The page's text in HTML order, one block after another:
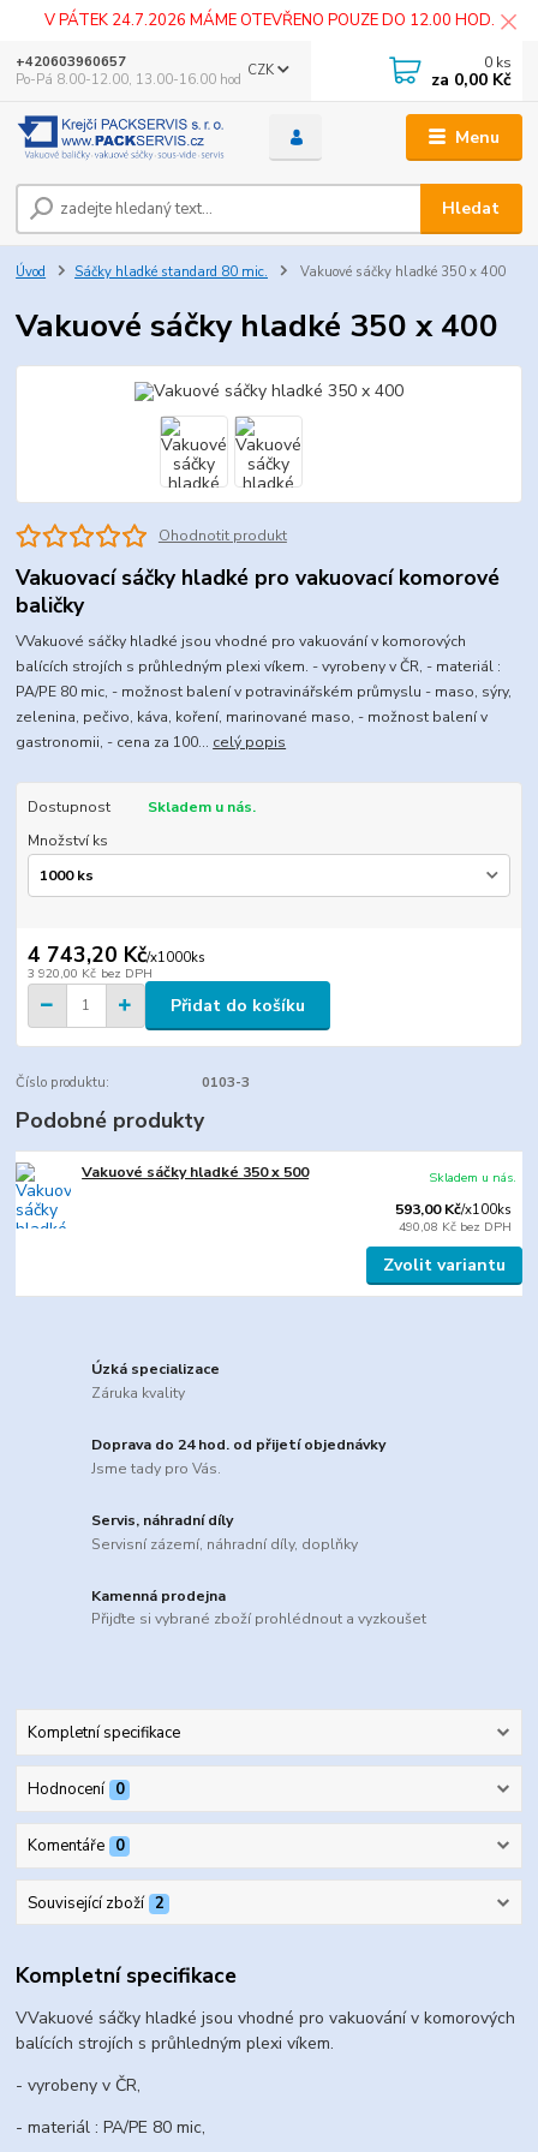
V PÁTEK 24.7.2026 MÁME OTEVŘENO POUZE DO 12.00 HOD.
Menu
CZK
Hledat
+420603960657
Po-Pá 8.00-12.00, 13.00-16.00 hod
0 ks
za 0,00 Kč
Úvod Sáčky hladké standard 80 mic. Vakuové sáčky hladké 350 x 400
Vakuové sáčky hladké 350 x 400
Ohodnotit produkt
Vakuovací sáčky hladké pro vakuovací komorové
baličky
VVakuové sáčky hladké jsou vhodné pro vakuování v komorových
balících strojích s průhledným plexi víkem. - vyrobeny v ČR, - materiál :
PA/PE 80 mic, - možnost balení v potravinářském průmyslu - maso, sýry,
zelenina, pečivo, káva, koření, marinované maso, - možnost balení v
gastronomii, - cena za 100... celý popis
Dostupnost
Skladem u nás.
Množství ks
4 743,20 Kč/x1000ks
3 920,00 Kč bez DPH
Přidat do košíku
Číslo produktu: 0103-3
Podobné produkty
Vakuové sáčky hladké 350 x 500
593,00 Kč/x100ks
490,08 Kč bez DPH
Skladem u nás.
Zvolit variantu
Úzká specializace
Záruka kvality
Doprava do 24 hod. od přijetí objednávky
Jsme tady pro Vás.
Servis, náhradní díly
Servisní zázemí, náhradní díly, doplňky
Kamenná prodejna
Přijďte si vybrané zboží prohlédnout a vyzkoušet
Kompletní specifikace
Hodnocení 0
Komentáře 0
Související zboží 2
Kompletní specifikace
VVakuové sáčky hladké jsou vhodné pro vakuování v komorových
balících strojích s průhledným plexi víkem.
- vyrobeny v ČR,
- materiál : PA/PE 80 mic,